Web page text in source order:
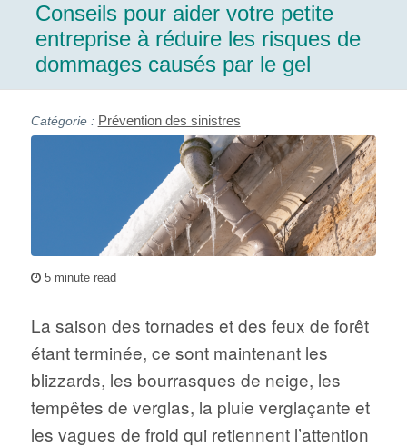
Conseils pour aider votre petite
entreprise à réduire les risques de
dommages causés par le gel
Prévention des sinistres
5 minute read
La saison des tornades et des feux de forêt
étant terminée, ce sont maintenant les
blizzards, les bourrasques de neige, les
tempêtes de verglas, la pluie verglaçante et
les vagues de froid qui retiennent l’attention